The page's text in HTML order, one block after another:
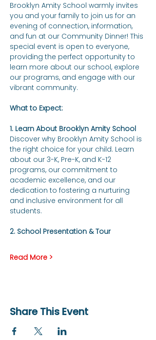
Brooklyn Amity School warmly invites
you and your family to join us for an
evening of connection, information,
and fun at our Community Dinner! This
special event is open to everyone,
providing the perfect opportunity to
learn more about our school, explore
our programs, and engage with our
vibrant community.
What to Expect:
1. Learn About Brooklyn Amity School
Discover why Brooklyn Amity School is
the right choice for your child. Learn
about our 3-K, Pre-K, and K-12
programs, our commitment to
academic excellence, and our
dedication to fostering a nurturing
and inclusive environment for all
students.
2. School Presentation & Tour
Read More >
Share This Event